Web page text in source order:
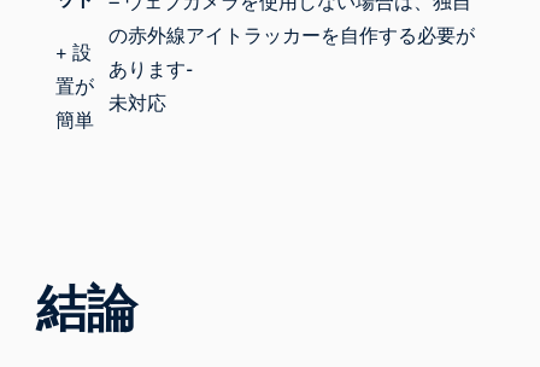
+ 設
置が
簡単
の赤外線アイトラッカーを自作する必要が
あります-
未対応
結論